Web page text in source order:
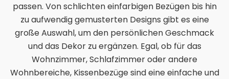
passen. Von schlichten einfarbigen Bezügen bis hin
zu aufwendig gemusterten Designs gibt es eine
große Auswahl, um den persönlichen Geschmack
und das Dekor zu ergänzen. Egal, ob für das
Wohnzimmer, Schlafzimmer oder andere
Wohnbereiche, Kissenbezüge sind eine einfache und